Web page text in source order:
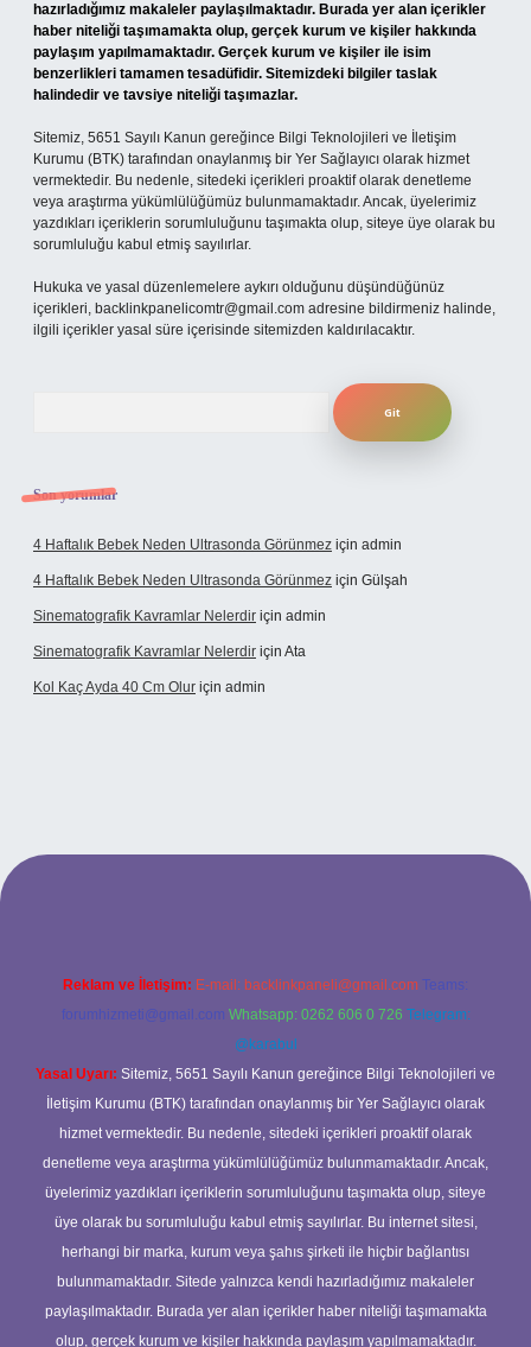
hazırladığımız makaleler paylaşılmaktadır. Burada yer alan içerikler
haber niteliği taşımamakta olup, gerçek kurum ve kişiler hakkında
paylaşım yapılmamaktadır. Gerçek kurum ve kişiler ile isim
benzerlikleri tamamen tesadüfidir. Sitemizdeki bilgiler taslak
halindedir ve tavsiye niteliği taşımazlar.
Sitemiz, 5651 Sayılı Kanun gereğince Bilgi Teknolojileri ve İletişim
Kurumu (BTK) tarafından onaylanmış bir Yer Sağlayıcı olarak hizmet
vermektedir. Bu nedenle, sitedeki içerikleri proaktif olarak denetleme
veya araştırma yükümlülüğümüz bulunmamaktadır. Ancak, üyelerimiz
yazdıkları içeriklerin sorumluluğunu taşımakta olup, siteye üye olarak bu
sorumluluğu kabul etmiş sayılırlar.
Hukuka ve yasal düzenlemelere aykırı olduğunu düşündüğünüz
içerikleri, backlinkpanelicomtr@gmail.com adresine bildirmeniz halinde,
ilgili içerikler yasal süre içerisinde sitemizden kaldırılacaktır.
Son yorumlar
4 Haftalık Bebek Neden Ultrasonda Görünmez için admin
4 Haftalık Bebek Neden Ultrasonda Görünmez için Gülşah
Sinematografik Kavramlar Nelerdir için admin
Sinematografik Kavramlar Nelerdir için Ata
Kol Kaç Ayda 40 Cm Olur için admin
Reklam ve İletişim: E-mail: backlinkpaneli@gmail.com Teams:
forumhizmeti@gmail.com Whatsapp: 0262 606 0 726 Telegram:
@karabul
Yasal Uyarı: Sitemiz, 5651 Sayılı Kanun gereğince Bilgi Teknolojileri ve
İletişim Kurumu (BTK) tarafından onaylanmış bir Yer Sağlayıcı olarak
hizmet vermektedir. Bu nedenle, sitedeki içerikleri proaktif olarak
denetleme veya araştırma yükümlülüğümüz bulunmamaktadır. Ancak,
üyelerimiz yazdıkları içeriklerin sorumluluğunu taşımakta olup, siteye
üye olarak bu sorumluluğu kabul etmiş sayılırlar. Bu internet sitesi,
herhangi bir marka, kurum veya şahıs şirketi ile hiçbir bağlantısı
bulunmamaktadır. Sitede yalnızca kendi hazırladığımız makaleler
paylaşılmaktadır. Burada yer alan içerikler haber niteliği taşımamakta
olup, gerçek kurum ve kişiler hakkında paylaşım yapılmamaktadır.